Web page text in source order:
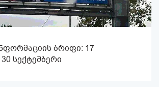
ბრიფი: 17
სექტემბერი